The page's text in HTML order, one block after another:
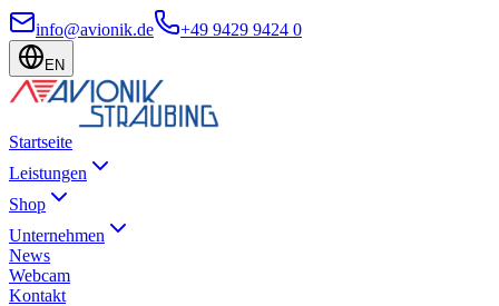
info@avionik.de +49 9429 9424 0
EN
Startseite
Leistungen
Shop
Unternehmen
News
Webcam
Kontakt